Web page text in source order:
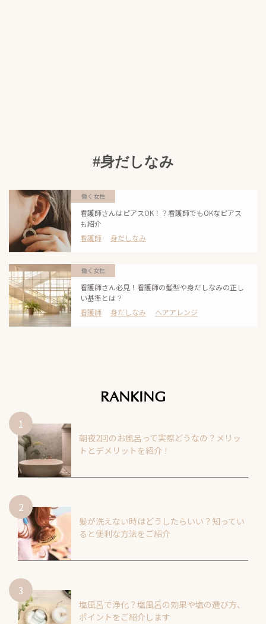
#身だしなみ
働く女性
看護師さんはピアスOK！？看護師でもOKなピアス
も紹介
看護師
身だしなみ
働く女性
看護師さん必見！看護師の髪型や身だしなみの正し
い基準とは？
看護師
身だしなみ ヘアアレンジ
RANKING
朝夜2回のお風呂って実際どうなの？メリッ
トとデメリットを紹介！
髪が洗えない時はどうしたらいい？知ってい
ると便利な方法をご紹介
塩風呂で浄化？塩風呂の効果や塩の選び方、
ポイントをご紹介します